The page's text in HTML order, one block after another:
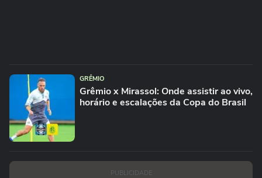
GRÊMIO
Grêmio x Mirassol: Onde assistir ao vivo,
horário e escalações da Copa do Brasil
PUBLICIDADE